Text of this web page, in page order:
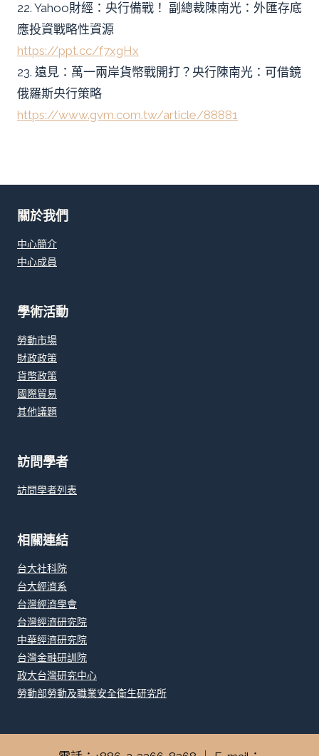
22. Yahoo財經：央行備戰！ 副總裁陳南光：外匯存底
應投資戰略性資源
https://ppt.cc/f7xgHx
23. 遠見：萬一兩岸貨幣戰開打？央行陳南光：可借鏡
俄羅斯央行策略
https://www.gvm.com.tw/article/88881
關於我們
中心簡介
中心成員
學術活動
勞動市場
財政政策
貨幣政策
國際貿易
其他議題
訪問學者
訪問學者列表
相關連結
台大社科院
台大經濟系
台灣經濟學會
台灣經濟研究院
中華經濟研究院
台灣金融研訓院
政大台灣研究中心
勞動部勞動及職業安全衛生研究所